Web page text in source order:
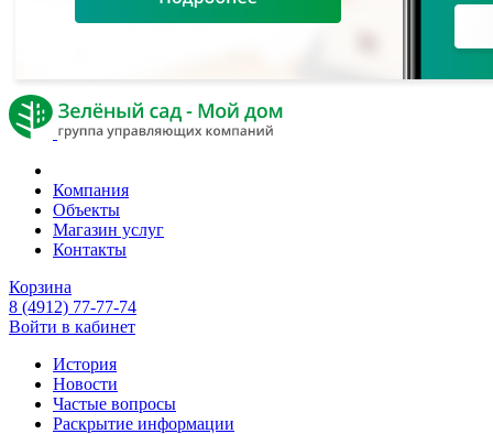
Компания
Объекты
Магазин услуг
Контакты
Корзина
8 (4912) 77-77-74
Войти в кабинет
История
Новости
Частые вопросы
Раскрытие информации